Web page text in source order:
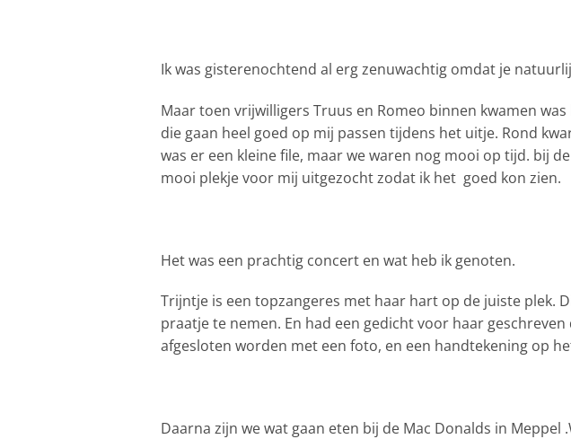
Ik was gisterenochtend al erg zenuwachtig omdat je
Maar toen vrijwilligers Truus en Romeo binnen kwamen
die gaan heel goed op mij passen tijdens het uitje. Rond
was er een kleine file, maar we waren nog mooi op tijd. bij
mooi plekje voor mij uitgezocht zodat ik het goed kon zien.
Het was een prachtig concert en wat heb ik genoten.
Trijntje is een topzangeres met haar hart op de juiste plek.
praatje te nemen. En had een gedicht voor haar
afgesloten worden met een foto, en een handtekening op
Daarna zijn we wat gaan eten bij de Mac Donalds in